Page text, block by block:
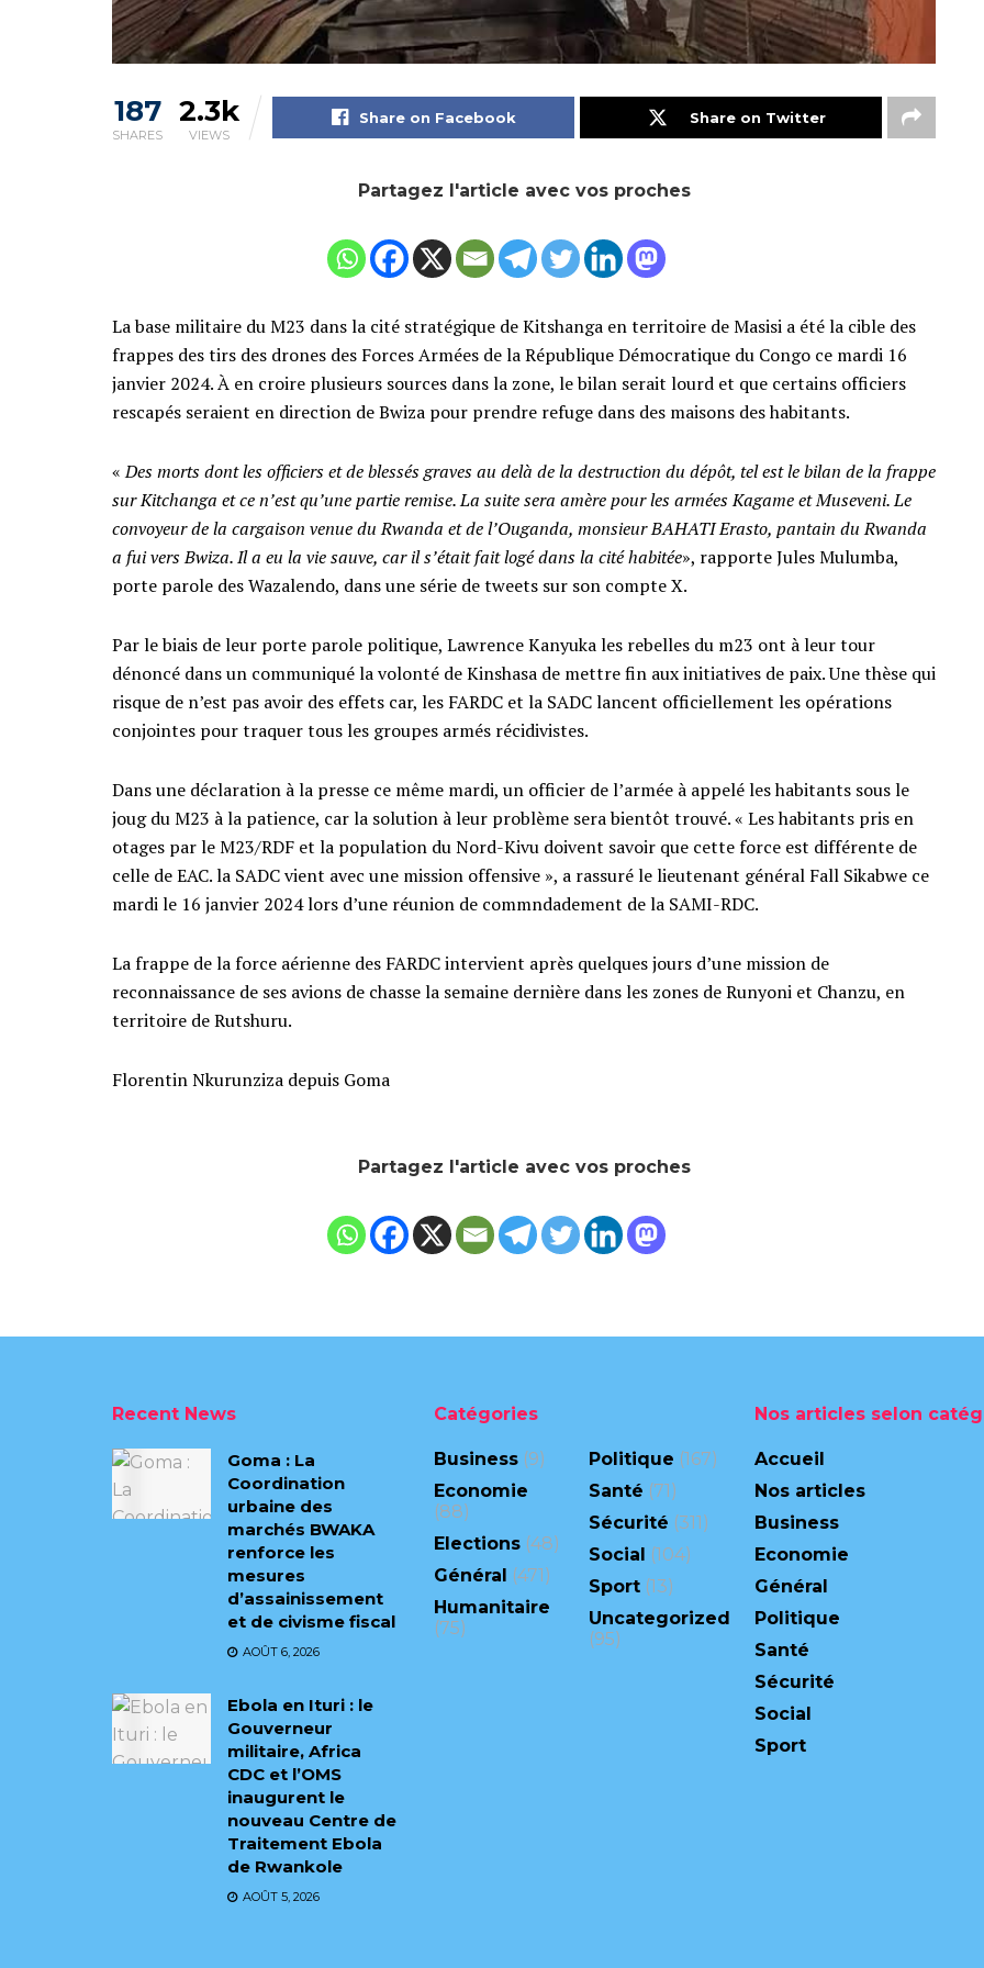
187
SHARES
2.3k
VIEWS
Share on Facebook Share on Twitter
Partagez l'article avec vos proches
La base militaire du M23 dans la cité stratégique de Kitshanga en territoire de Masisi a été la cible des
frappes des tirs des drones des Forces Armées de la République Démocratique du Congo ce mardi 16
janvier 2024. À en croire plusieurs sources dans la zone, le bilan serait lourd et que certains officiers
rescapés seraient en direction de Bwiza pour prendre refuge dans des maisons des habitants.
«Des morts dont les officiers et de blessés graves au delà de la destruction du dépôt, tel est le bilan de la frappe
sur Kitchanga et ce n’est qu’une partie remise. La suite sera amère pour les armées Kagame et Museveni. Le
convoyeur de la cargaison venue du Rwanda et de l’Ouganda, monsieur BAHATI Erasto, pantain du Rwanda
a fui vers Bwiza. Il a eu la vie sauve, car il s’était fait logé dans la cité habitée», rapporte Jules Mulumba,
porte parole des Wazalendo, dans une série de tweets sur son compte X.
Par le biais de leur porte parole politique, Lawrence Kanyuka les rebelles du m23 ont à leur tour
dénoncé dans un communiqué la volonté de Kinshasa de mettre fin aux initiatives de paix. Une thèse qui
risque de n’est pas avoir des effets car, les FARDC et la SADC lancent officiellement les opérations
conjointes pour traquer tous les groupes armés récidivistes.
Dans une déclaration à la presse ce même mardi, un officier de l’armée à appelé les habitants sous le
joug du M23 à la patience, car la solution à leur problème sera bientôt trouvé. « Les habitants pris en
otages par le M23/RDF et la population du Nord-Kivu doivent savoir que cette force est différente de
celle de EAC. la SADC vient avec une mission offensive », a rassuré le lieutenant général Fall Sikabwe ce
mardi le 16 janvier 2024 lors d’une réunion de commndadement de la SAMI-RDC.
La frappe de la force aérienne des FARDC intervient après quelques jours d’une mission de
reconnaissance de ses avions de chasse la semaine dernière dans les zones de Runyoni et Chanzu, en
territoire de Rutshuru.
Florentin Nkurunziza depuis Goma
Partagez l'article avec vos proches
Recent News
Goma : La
Coordination
urbaine des
marchés BWAKA
renforce les
mesures
d’assainissement
et de civisme fiscal
AOÛT 6, 2026
Ebola en Ituri : le
Gouverneur
militaire, Africa
CDC et l’OMS
inaugurent le
nouveau Centre de
Traitement Ebola
de Rwankole
AOÛT 5, 2026
Catégories
Business(9)
Economie
(88)
Elections(48)
Général (471)
Humanitaire
(75)
Politique (167)
Santé (71)
Sécurité (311)
Social (104)
Sport(13)
Uncategorized
(95)
Nos articles selon
Accueil
Nos articles
Business
Economie
Général
Politique
Santé
Sécurité
Social
Sport